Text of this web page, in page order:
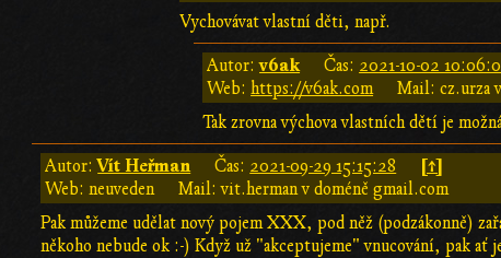
Vychovávat vlastní děti, např.
Autor:v6ak Čas: 2021-10-02
Web:https://v6ak.com
Mail: cz.urza
Tak zrovna výchova vlastních dětí je
Autor:Vít Heřman Čas: 2021-09-29 15:15:28 [↑]
Web: neuveden
Mail: vit.herman v doméně gmail.com
Pak můžeme udělat nový pojem XXX, pod něž (podzákonně)
někoho nebude ok :-) Když už "akceptujeme" vnucování, pak